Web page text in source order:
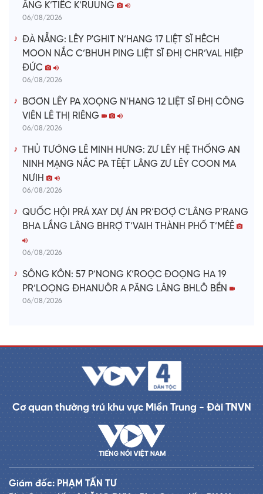
ÂNG K’TIÊC K’RUUNG
06/08/2026
ĐÀ NẴNG: LÊY P'GHIT N’HANG 17 LIỆT SĨ HÊCH
MOON NẮC C’BHUH PING LIỆT SĨ ĐHỊ CHR’VAL HIỆP
ĐỨC
06/08/2026
BƠƠN LÊY PA XOỌNG N’HANG 12 LIỆT SĨ ĐHỊ CÔNG
VIÊN LÊ THỊ RIÊNG
06/08/2026
THỦ TƯỚNG LÊ MINH HƯNG: ZƯ LÊY HỆ THỐNG AN
NINH MẠNG NẮC PA TÊỆT LÂNG ZƯ LÊY COON MA
NƯIH
06/08/2026
QUỐC HỘI PRÁ XAY DỰ ÁN PR’ĐƠỢ C’LÂNG P’RANG
BHA LẦNG LÂNG BHRỢ T’VAIH THÀNH PHỐ T’MÊÊ
06/08/2026
SÔNG KÔN: 57 P’NONG K’ROỌC ĐOỌNG HA 19
PR’LOỌNG ĐHANUÔR A PĂNG LÂNG BHLÔ BỀN
06/08/2026
Cơ quan thường trú khu vực Miền Trung - Đài TNVN
Giám đốc: PHẠM TẤN TƯ